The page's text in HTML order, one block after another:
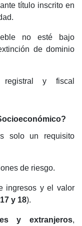
título inscrito en
no esté bajo
de dominio
registral y fiscal
solo un requisito
de riesgo.
ingresos y el valor
y 18).
y extranjeros,